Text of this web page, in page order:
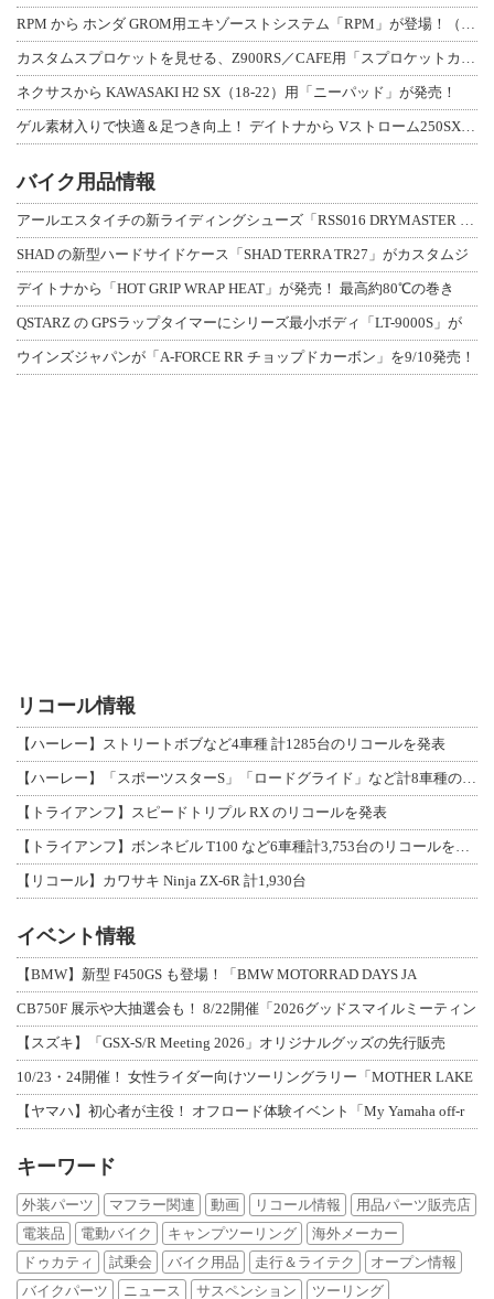
ネクサスから KAWASAKI H2 SX（18-22）用「ニーパッド」が発売！
バイク用品情報
SHAD の新型ハードサイドケース「SHAD TERRA TR27」がカスタムジ
デイトナから「HOT GRIP WRAP HEAT」が発売！ 最高約80℃の巻き
QSTARZ の GPSラップタイマーにシリーズ最小ボディ「LT-9000S」が
ウインズジャパンが「A-FORCE RR チョップドカーボン」を9/10発売！
リコール情報
【ハーレー】ストリートボブなど4車種 計1285台のリコールを発表
【トライアンフ】スピードトリプル RX のリコールを発表
【リコール】カワサキ Ninja ZX-6R 計1,930台
イベント情報
【BMW】新型 F450GS も登場！「BMW MOTORRAD DAYS JA
CB750F 展示や大抽選会も！ 8/22開催「2026グッドスマイルミーティン
【スズキ】「GSX-S/R Meeting 2026」オリジナルグッズの先行販売
10/23・24開催！ 女性ライダー向けツーリングラリー「MOTHER LAKE
【ヤマハ】初心者が主役！ オフロード体験イベント「My Yamaha off-r
キーワード
外装パーツ マフラー関連 動画 リコール情報
用品パーツ販売店
電装品
電動バイク キャンプツーリング
海外メーカー
ドゥカティ
試乗会 バイク用品 走行＆ライテク
オープン情報
バイクパーツ
ニュース サスペンション ツーリング